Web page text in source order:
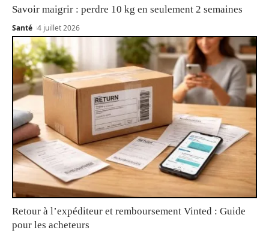
Savoir maigrir : perdre 10 kg en seulement 2 semaines
Santé 4 juillet 2026
Retour à l’expéditeur et remboursement Vinted : Guide
pour les acheteurs